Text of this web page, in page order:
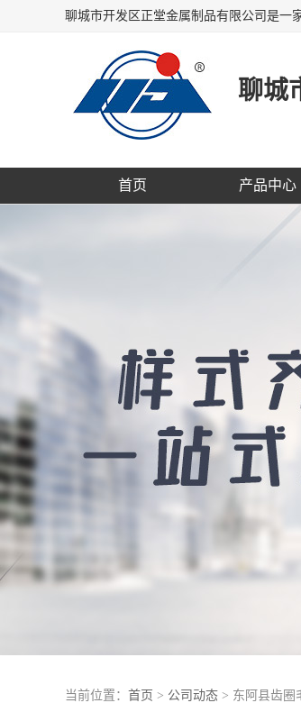
聊城
首页 产品中心
当前位置： 首页 > 公司动态 > 东阿县齿圈